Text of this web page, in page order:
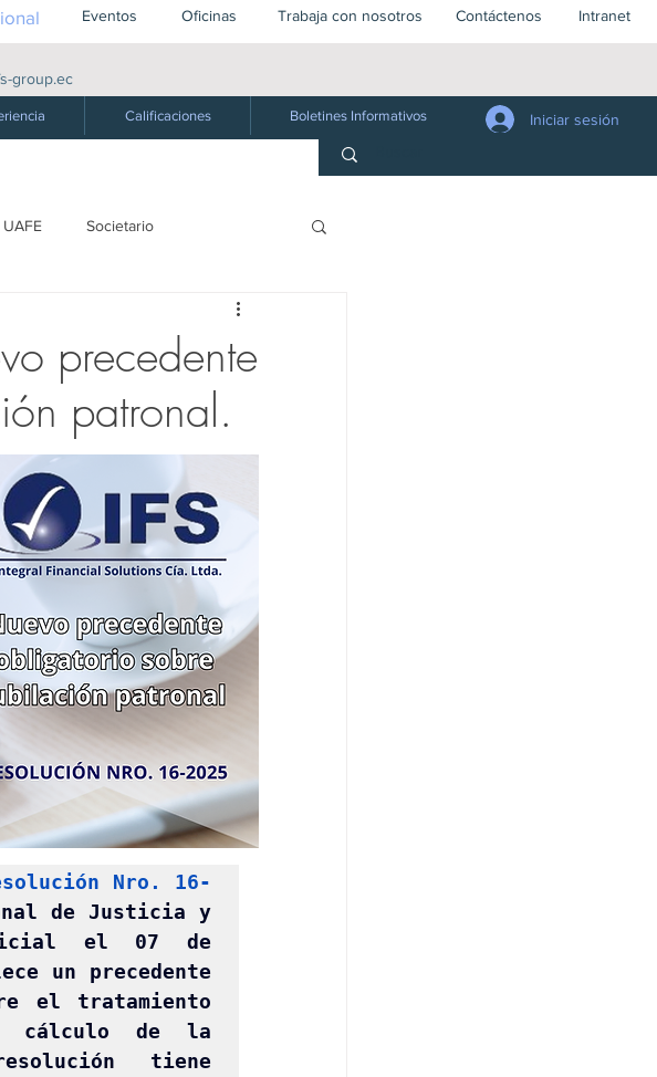
Calificaciones Boletines Informativos
group.ec
Iniciar sesión
Eventos Oficinas Trabaja con nosotros Contáctenos Intranet
UAFE Societario
Derecho Público
precedente
patronal.
Nro. 16-
de Justicia y
el 07 de
un precedente
el tratamiento
cálculo de la
tiene